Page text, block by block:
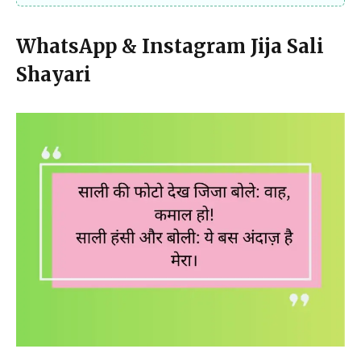
WhatsApp & Instagram Jija Sali
Shayari